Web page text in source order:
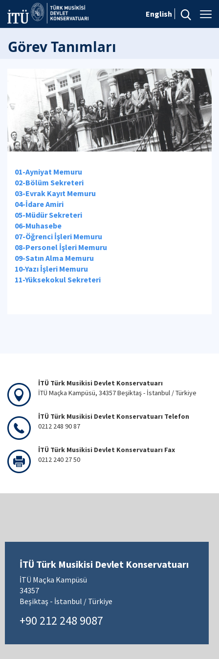
English
Görev Tanımları
01-Ayniyat Memuru
02-Bölüm Sekreteri
03-Evrak Kayıt Memuru
04-İdare Amiri
05-Müdür Sekreteri
06-Muhasebe
07-Öğrenci İşleri Memuru
08-Personel İşleri Memuru
09-Satın Alma Memuru
10-Yazı İşleri Memuru
11-Yüksekokul Sekreteri
İTÜ Türk Musikisi Devlet Konservatuarı
İTÜ Maçka Kampüsü, 34357 Beşiktaş - İstanbul / Türkiye
İTÜ Türk Musikisi Devlet Konservatuarı Telefon
0212 248 90 87
İTÜ Türk Musikisi Devlet Konservatuarı Fax
0212 240 27 50
İTÜ Türk Musikisi Devlet Konservatuarı
İTÜ Maçka Kampüsü
34357
Beşiktaş - İstanbul / Türkiye
+90 212 248 9087